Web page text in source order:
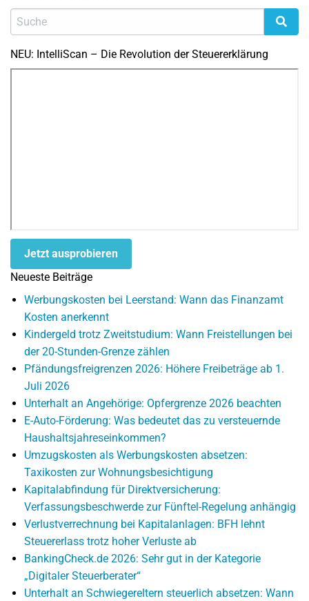
NEU: IntelliScan – Die Revolution der Steuererklärung
Jetzt ausprobieren
Neueste Beiträge
Werbungskosten bei Leerstand: Wann das Finanzamt
Kosten anerkennt
Kindergeld trotz Zweitstudium: Wann Freistellungen bei
der 20-Stunden-Grenze zählen
Pfändungsfreigrenzen 2026: Höhere Freibeträge ab 1.
Juli 2026
Unterhalt an Angehörige: Opfergrenze 2026 beachten
E-Auto-Förderung: Was bedeutet das zu versteuernde
Haushaltsjahreseinkommen?
Umzugskosten als Werbungskosten absetzen:
Taxikosten zur Wohnungsbesichtigung
Kapitalabfindung für Direktversicherung:
Verfassungsbeschwerde zur Fünftel-Regelung anhängig
Verlustverrechnung bei Kapitalanlagen: BFH lehnt
Steuererlass trotz hoher Verluste ab
BankingCheck.de 2026: Sehr gut in der Kategorie
„Digitaler Steuerberater“
Unterhalt an Schwiegereltern steuerlich absetzen: Wann